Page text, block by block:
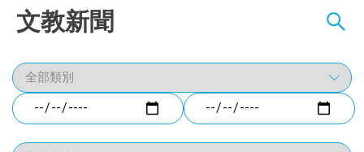
文教新聞